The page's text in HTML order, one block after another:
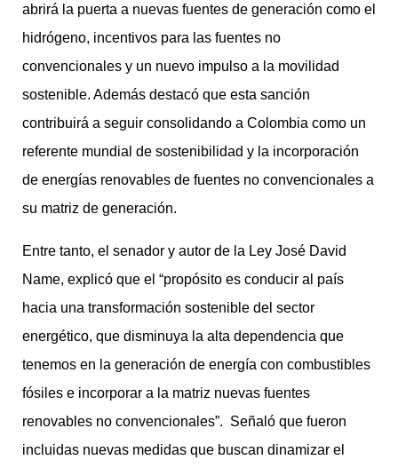
abrirá la puerta a nuevas fuentes de generación como el
hidrógeno, incentivos para las fuentes no
convencionales y un nuevo impulso a la movilidad
sostenible. Además destacó que esta sanción
contribuirá a seguir consolidando a Colombia como un
referente mundial de sostenibilidad y la incorporación
de energías renovables de fuentes no convencionales a
su matriz de generación.
Entre tanto, el senador y autor de la Ley José David
Name, explicó que el “propósito es conducir al país
hacia una transformación sostenible del sector
energético, que disminuya la alta dependencia que
tenemos en la generación de energía con combustibles
fósiles e incorporar a la matriz nuevas fuentes
renovables no convencionales”. Señaló que fueron
incluidas nuevas medidas que buscan dinamizar el